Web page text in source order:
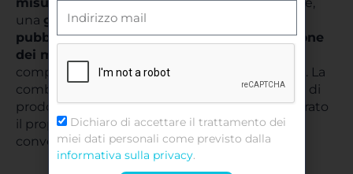
una gestione più efficiente dei budget
pubblicitari e una maggiore personalizzazione
dei messaggi
comportamento e alle preferenze degli utenti. La
combinazione di annunci dinamici e cataloghi di
prodotti permette di raggiungere in modo mirato
il proprio pubblico di riferimento e generare
conversioni tangibili.
Dichiaro di accettare il trattamento dei
miei dati personali come previsto dalla
informativa sulla privacy.